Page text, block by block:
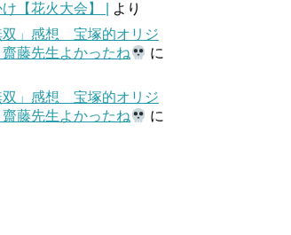
【花火大会】 |
より
双」感想 宝塚的オリジ
藤先生よかったね
に
双」感想 宝塚的オリジ
藤先生よかったね
に